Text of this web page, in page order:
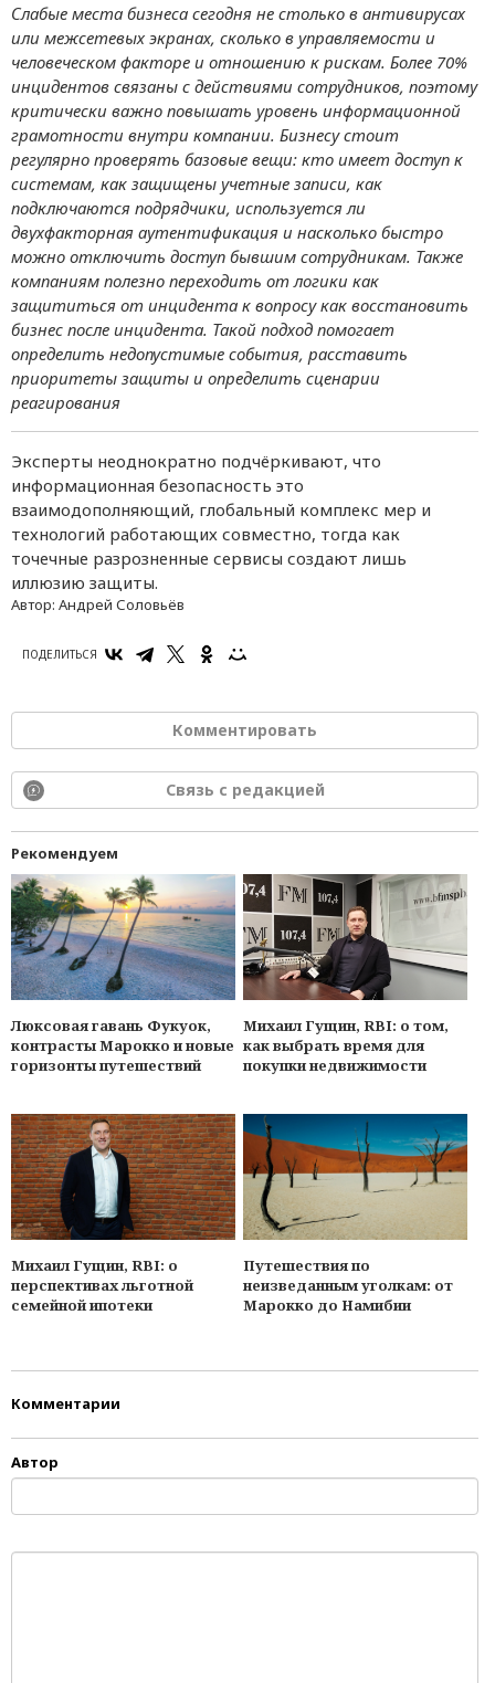
Слабые места бизнеса сегодня не столько в антивирусах
или межсетевых экранах, сколько в управляемости и
человеческом факторе и отношению к рискам. Более 70%
инцидентов связаны с действиями сотрудников, поэтому
критически важно повышать уровень информационной
грамотности внутри компании. Бизнесу стоит
регулярно проверять базовые вещи: кто имеет доступ к
системам, как защищены учетные записи, как
подключаются подрядчики, используется ли
двухфакторная аутентификация и насколько быстро
можно отключить доступ бывшим сотрудникам. Также
компаниям полезно переходить от логики как
защититься от инцидента к вопросу как восстановить
бизнес после инцидента. Такой подход помогает
определить недопустимые события, расставить
приоритеты защиты и определить сценарии
реагирования
Эксперты неоднократно подчёркивают, что
информационная безопасность это
взаимодополняющий, глобальный комплекс мер и
технологий работающих совместно, тогда как
точечные разрозненные сервисы создают лишь
иллюзию защиты.
Автор: Андрей Соловьёв
ПОДЕЛИТЬСЯ
Комментировать
Связь с редакцией
Рекомендуем
Люксовая гавань Фукуок,
контрасты Марокко и новые
горизонты путешествий
Михаил Гущин, RBI: о том,
как выбрать время для
покупки недвижимости
Михаил Гущин, RBI: о
перспективах льготной
семейной ипотеки
Путешествия по
неизведанным уголкам: от
Марокко до Намибии
Комментарии
Автор